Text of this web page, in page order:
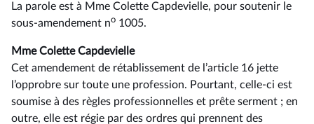
La parole est à Mme Colette Capdevielle, pour soutenir le
sous-amendement no 1005.
Mme Colette Capdevielle
Cet amendement de rétablissement de l’article 16 jette
l’opprobre sur toute une profession. Pourtant, celle-ci est
soumise à des règles professionnelles et prête serment ; en
outre, elle est régie par des ordres qui prennent des